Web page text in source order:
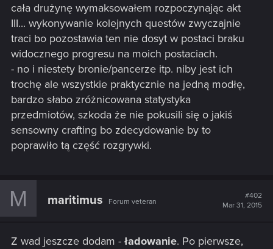
cała drużynę wymaksowałem rozpoczynając akt
III... wykonywanie kolejnych questów zwyczajnie
traci bo pozostawia ten nie dosyt w postaci braku
widocznego progresu na moich postaciach.
- no i niestety bronie/pancerze itp. niby jest ich
trochę ale wszystkie praktycznie na jedną modłę,
bardzo słabo zróżnicowana statystyka
przedmiotów, szkoda że nie pokusili się o jakiś
sensowny crafting bo zdecydowanie by to
poprawiło tą część rozgrywki.
M maritimus Forum veteran
#402
Mar 31, 2015
Z wad jeszcze dodam - ładowanie. Po pierwsze,